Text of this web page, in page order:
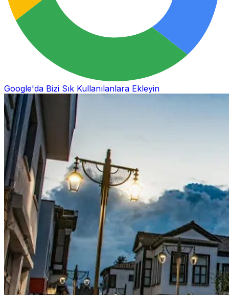
Google'da Bizi Sık Kullanılanlara Ekleyin